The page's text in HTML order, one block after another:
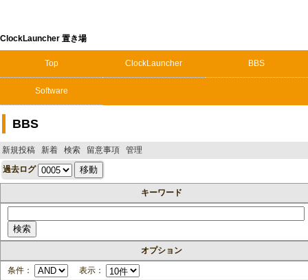
ClockLauncher 置き場
Top ClockLauncher BBS
Software
BBS
新規投稿 新着 検索 留意事項 管理
過去ログ
キーワード
オプション
条件： 表示：